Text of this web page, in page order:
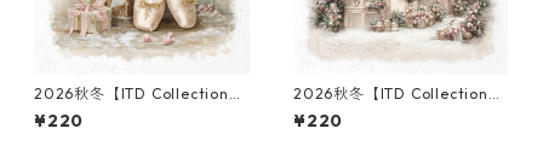
2026秋冬【ITD Collection】
ミニサイズ ライスペーパー RS
M3114 デコパージュ
¥220
2026秋冬【ITD Collection】
ミニサイズ ライスペーパー RS
M3003 デコパージュ
¥220